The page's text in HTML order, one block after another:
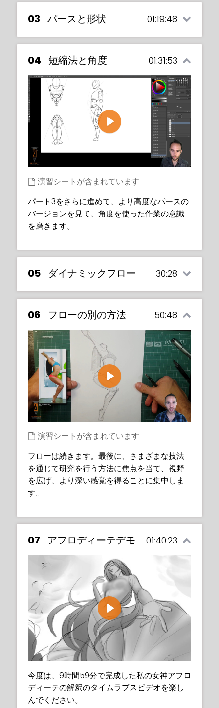
into counter angles within flow and how
that can bring so much more life into your
gestures.
Exercise sheet included
03 パースと形状 01:19:48
自分の視点がどこから来ているのかを意識す
ることは非常に重要です。あなたの視点を定
義し、それがジェスチャーの形にどう影響を
与えるかを探ります。
演習シート付き
3枚の写真モデル参照写真付き
04 短縮法と角度 01:31:53
Play
演習シートが含まれています
パート3をさらに進めて、より高度なパースの
バージョンを見て、角度を使った作業の意識
を磨きます。
05 ダイナミックフロー 30:28
Exercise sheet included
The Flow Continues. Now that you are
return to flow basics to build our
awareness even further.
06 フローの別の方法 50:48
Play
演習シートが含まれています
フローは続きます。最後に、さまざまな技法
を通じて研究を行う方法に焦点を当て、視野
を広げ、より深い感覚を得ることに集中しま
す。
07 アフロディーテデモ 01:40:23
Play
今度は、9時間59分で完成した私の女神アフロ
ディーテの解釈のタイムラプスビデオを楽し
んでください。